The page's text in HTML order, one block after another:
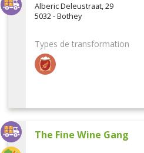
Alberic Deleustraat, 29
5032 - Bothey
Types de transformation
The Fine Wine Gang